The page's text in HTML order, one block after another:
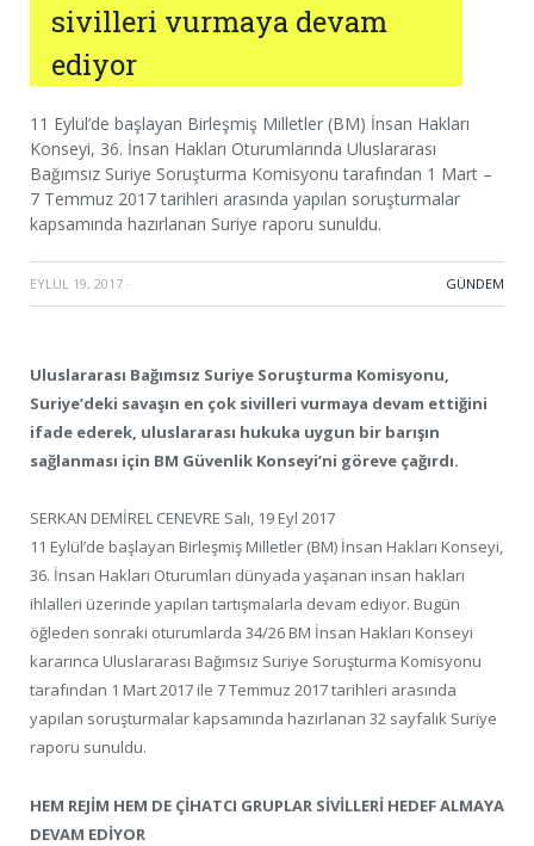
sivilleri vurmaya devam
ediyor
11 Eylül’de başlayan Birleşmiş Milletler (BM) İnsan Hakları
Konseyi, 36. İnsan Hakları Oturumlarında Uluslararası
Bağımsız Suriye Soruşturma Komisyonu tarafından 1 Mart –
7 Temmuz 2017 tarihleri arasında yapılan soruşturmalar
kapsamında hazırlanan Suriye raporu sunuldu.
EYLÜL 19, 2017 · GÜNDEM
Uluslararası Bağımsız Suriye Soruşturma Komisyonu,
Suriye’deki savaşın en çok sivilleri vurmaya devam ettiğini
ifade ederek, uluslararası hukuka uygun bir barışın
sağlanması için BM Güvenlik Konseyi’ni göreve çağırdı.
SERKAN DEMİREL CENEVRE Salı, 19 Eyl 2017
11 Eylül’de başlayan Birleşmiş Milletler (BM) İnsan Hakları Konseyi,
36. İnsan Hakları Oturumları dünyada yaşanan insan hakları
ihlalleri üzerinde yapılan tartışmalarla devam ediyor. Bugün
öğleden sonraki oturumlarda 34/26 BM İnsan Hakları Konseyi
kararınca Uluslararası Bağımsız Suriye Soruşturma Komisyonu
tarafından 1 Mart 2017 ile 7 Temmuz 2017 tarihleri arasında
yapılan soruşturmalar kapsamında hazırlanan 32 sayfalık Suriye
raporu sunuldu.
HEM REJİM HEM DE ÇİHATCI GRUPLAR SİVİLLERİ HEDEF ALMAYA
DEVAM EDİYOR